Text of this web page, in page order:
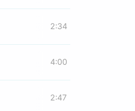
2:34
4:00
2:47